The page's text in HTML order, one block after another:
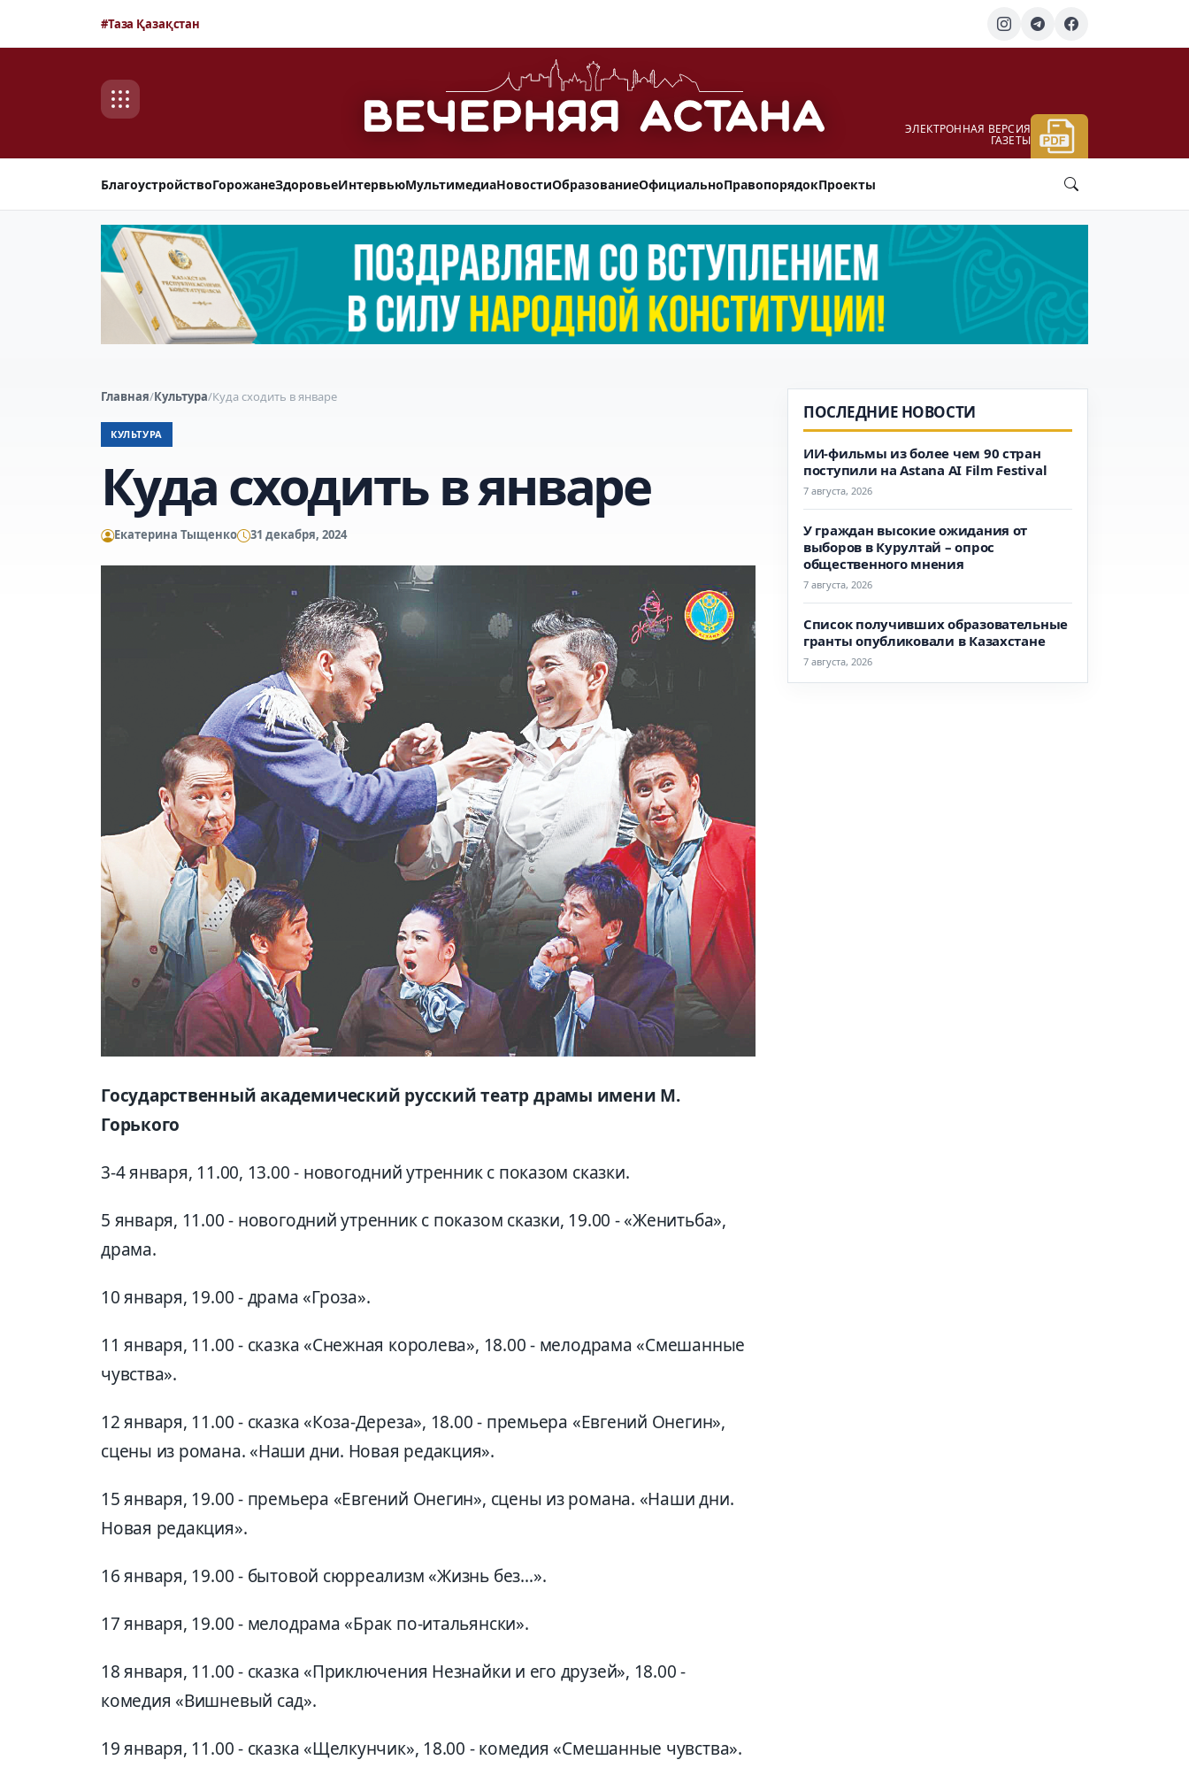
#Таза Қазақстан
ЭЛЕКТРОННАЯ ВЕРСИЯ
ГАЗЕТЫ
БлагоустройствоГорожанеЗдоровьеИнтервьюМультимедиаНовостиОбразованиеОфициальноПравопорядокПроекты
Главная/Культура/Куда сходить в январе
КУЛЬТУРА
Куда сходить в январе
Екатерина Тыщенко 31 декабря, 2024
Государственный академический русский театр драмы имени М.
Горького
3-4 января, 11.00, 13.00 - новогодний утренник с показом сказки.
5 января, 11.00 - новогодний утренник с показом сказки, 19.00 - «Женитьба»,
драма.
10 января, 19.00 - драма «Гроза».
11 января, 11.00 - сказка «Снежная королева», 18.00 - мелодрама «Смешанные
чувства».
12 января, 11.00 - сказка «Коза-Дереза», 18.00 - премьера «Евгений Онегин»,
сцены из романа. «Наши дни. Новая редакция».
15 января, 19.00 - премьера «Евгений Онегин», сцены из романа. «Наши дни.
Новая редакция».
16 января, 19.00 - бытовой сюрреализм «Жизнь без…».
17 января, 19.00 - мелодрама «Брак по-итальянски».
18 января, 11.00 - сказка «Приключения Незнайки и его друзей», 18.00 -
комедия «Вишневый сад».
19 января, 11.00 - сказка «Щелкунчик», 18.00 - комедия «Смешанные чувства».
ПОСЛЕДНИЕ НОВОСТИ
ИИ-фильмы из более чем 90 стран
поступили на Astana AI Film Festival
7 августа, 2026
У граждан высокие ожидания от
выборов в Курултай – опрос
общественного мнения
7 августа, 2026
Список получивших образовательные
гранты опубликовали в Казахстане
7 августа, 2026